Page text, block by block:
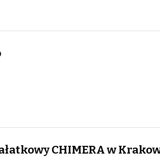
CHIMERA w